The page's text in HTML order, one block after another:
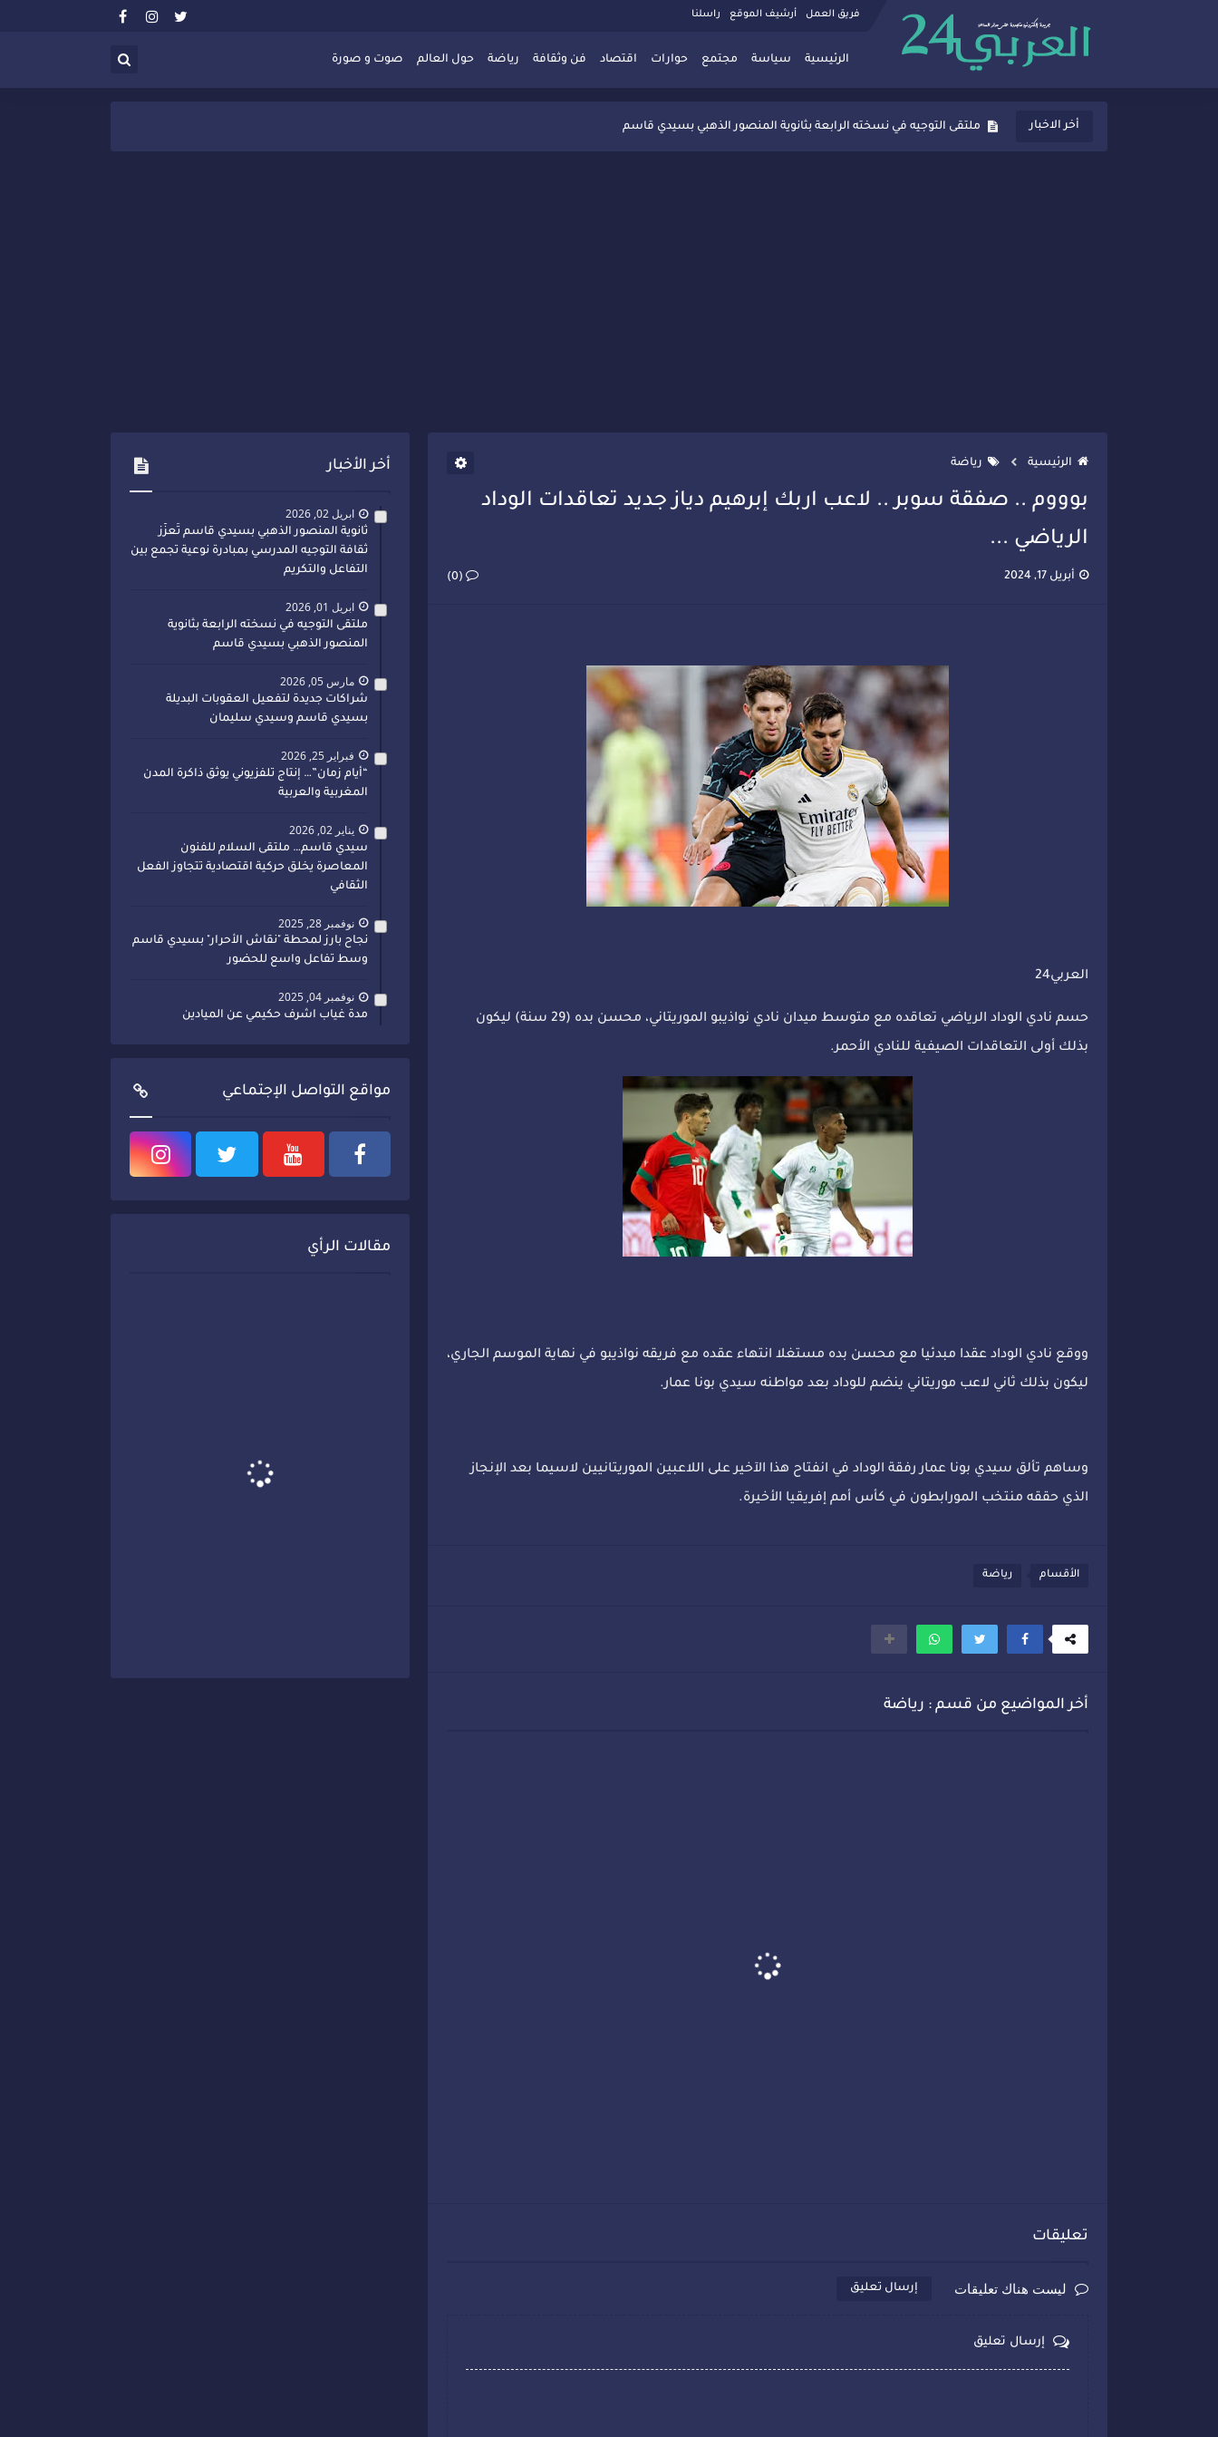
فريق العمل أرشيف الموقع راسلنا
الرئيسية سياسة مجتمع حوارات اقتصاد فن وثقافة رياضة حول العالم صوت و صورة
أخر الاخبار
ثانوية المنصور الذهبي بسيدي قاسم تُعزّز ثقافة التوجيه المدرسي بمبادرة نوعية تجمع بين التفاعل والتكريم
ملتقى التوجيه في نسخته الرابعة بثانوية المنصور الذهبي بسيدي قاسم
الرئيسية رياضة
بوووم .. صفقة سوبر .. لاعب اربك إبرهيم دياز جديد تعاقدات الوداد
الرياضي ...
أبريل 17, 2024 (0)
العربي24
حسم نادي الوداد الرياضي تعاقده مع متوسط ميدان نادي نواذيبو الموريتاني، محسن بده (29 سنة) ليكون
بذلك أولى التعاقدات الصيفية للنادي الأحمر.
ووقع نادي الوداد عقدا مبدئيا مع محسن بده مستغلا انتهاء عقده مع فريقه نواذيبو في نهاية الموسم الجاري،
ليكون بذلك ثاني لاعب موريتاني ينضم للوداد بعد مواطنه سيدي بونا عمار.
وساهم تألق سيدي بونا عمار رفقة الوداد في انفتاح هذا الآخير على اللاعبين الموريتانيين لاسيما بعد الإنجاز
الذي حققه منتخب المورابطون في كأس أمم إفريقيا الأخيرة.
الأقسام رياضة
أخر المواضيع من قسم : رياضة
تعليقات
ليست هناك تعليقات إرسال تعليق
إرسال تعليق
أخر الأخبار
ابريل 02, 2026
ثانوية المنصور الذهبي بسيدي قاسم تُعزّز
ثقافة التوجيه المدرسي بمبادرة نوعية تجمع بين
التفاعل والتكريم
ابريل 01, 2026
ملتقى التوجيه في نسخته الرابعة بثانوية
المنصور الذهبي بسيدي قاسم
مارس 05, 2026
شراكات جديدة لتفعيل العقوبات البديلة
بسيدي قاسم وسيدي سليمان
فبراير 25, 2026
“أيام زمان”… إنتاج تلفزيوني يوثق ذاكرة المدن
المغربية والعربية
يناير 02, 2026
سيدي قاسم… ملتقى السلام للفنون
المعاصرة يخلق حركية اقتصادية تتجاوز الفعل
الثقافي
نوفمبر 28, 2025
نجاح بارز لمحطة "نقاش الأحرار" بسيدي قاسم
وسط تفاعل واسع للحضور
نوفمبر 04, 2025
مدة غياب اشرف حكيمي عن الميادين
مواقع التواصل الإجتماعي
مقالات الرأي